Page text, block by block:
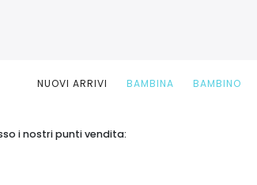
NUOVI ARRIVI BAMBINA BAMBINO
i nostri punti vendita: